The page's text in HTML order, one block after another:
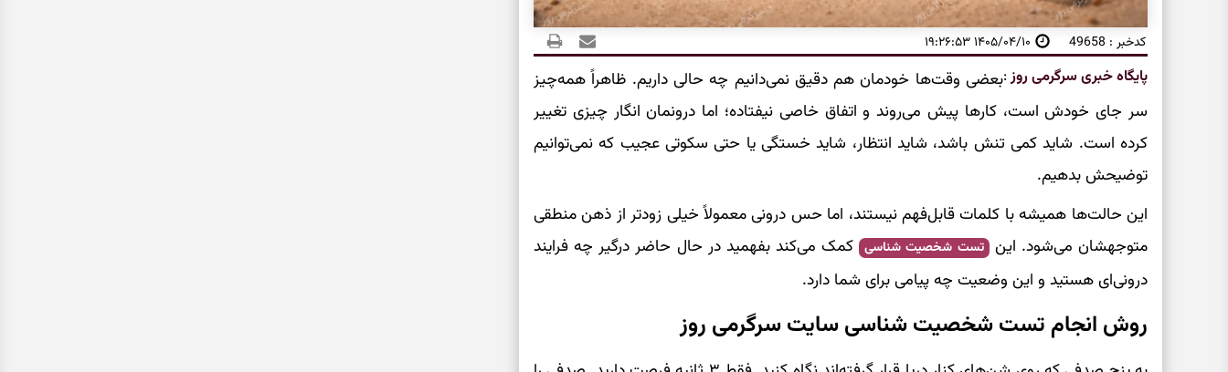
کدخبر : 49658 ۱۴۰۵/۰۴/۱۰ ۱۹:۲۶:۵۳
پایگاه خبری سرگرمی روز:بعضی وقت‌ها خودمان هم دقیق نمی‌دانیم چه حالی داریم. ظاهراً همه‌چیز
سر جای خودش است، کارها پیش می‌روند و اتفاق خاصی نیفتاده؛ اما درونمان انگار چیزی تغییر
کرده است. شاید کمی تنش باشد، شاید انتظار، شاید خستگی یا حتی سکوتی عجیب که نمی‌توانیم
توضیحش بدهیم.
این حالت‌ها همیشه با کلمات قابل‌فهم نیستند، اما حس درونی معمولاً خیلی زودتر از ذهن منطقی
متوجهشان می‌شود. این تست شخصیت شناسی کمک می‌کند بفهمید در حال حاضر درگیر چه فرایند
درونی‌ای هستید و این وضعیت چه پیامی برای شما دارد.
روش انجام تست شخصیت شناسی سایت سرگرمی روز